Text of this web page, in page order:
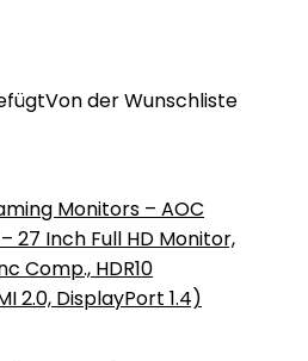
Von der Wunschliste